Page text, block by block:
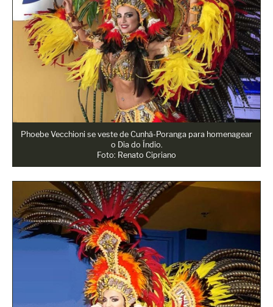
Phoebe Vecchioni se veste de Cunhã-Poranga para homenagear
o Dia do Índio.
Foto: Renato Cipriano